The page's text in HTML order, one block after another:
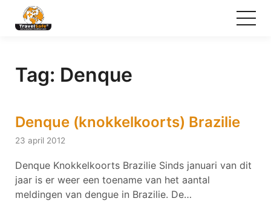
Tag: Denque
Denque (knokkelkoorts) Brazilie
23 april 2012
Denque Knokkelkoorts Brazilie Sinds januari van dit
jaar is er weer een toename van het aantal
meldingen van dengue in Brazilie. De…